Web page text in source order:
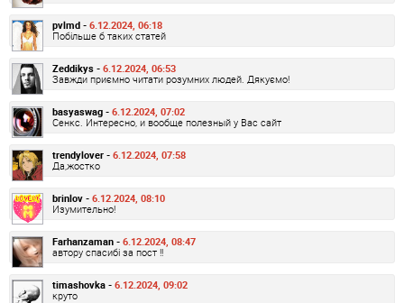
pvlmd - 6.12.2024, 06:18
Побільше б таких статей
Zeddikys - 6.12.2024, 06:53
Завжди приємно читати розумних людей. Дякуємо!
basyaswag - 6.12.2024, 07:02
Сенкс. Интересно, и вообще полезный у Вас сайт
trendylover - 6.12.2024, 07:58
Да,жостко
brinlov - 6.12.2024, 08:10
Изумительно!
Farhanzaman - 6.12.2024, 08:47
автору спасибі за пост !!
timashovka - 6.12.2024, 09:02
круто